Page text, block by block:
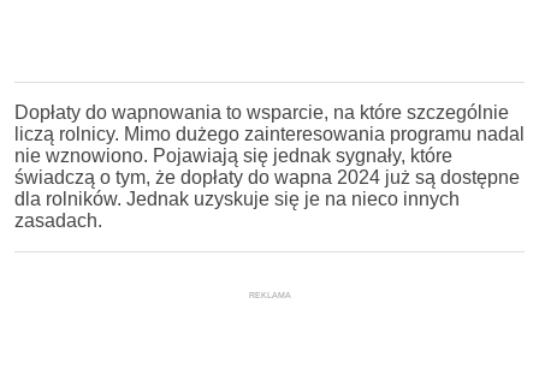
Dopłaty do wapnowania to wsparcie, na które szczególnie
liczą rolnicy. Mimo dużego zainteresowania programu nadal
nie wznowiono. Pojawiają się jednak sygnały, które
świadczą o tym, że dopłaty do wapna 2024 już są dostępne
dla rolników. Jednak uzyskuje się je na nieco innych
zasadach.
REKLAMA